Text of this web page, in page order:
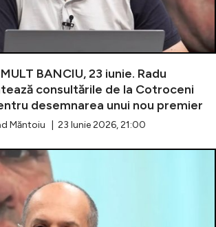
BANCIU, 23 iunie. Radu
consultările de la Cotroceni
desemnarea unui nou premier
Măntoiu | 23 Iunie 2026, 21:00